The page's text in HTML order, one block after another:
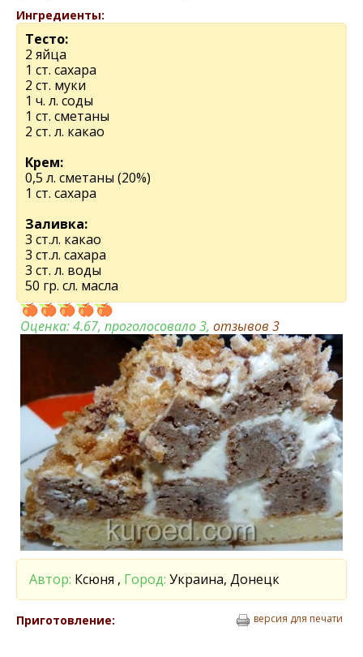
Ингредиенты:
Тесто:
2 яйца
1 ст. сахара
2 ст. муки
1 ч. л. соды
1 ст. сметаны
2 ст. л. какао
Крем:
0,5 л. сметаны (20%)
1 ст. сахара
Заливка:
3 ст.л. какао
3 ст.л. сахара
3 ст. л. воды
50 гр. сл. масла
Оценка:4.67, проголосовало 3, отзывов 3
Автор: Ксюня , Город: Украина, Донецк
Приготовление: версия для печати